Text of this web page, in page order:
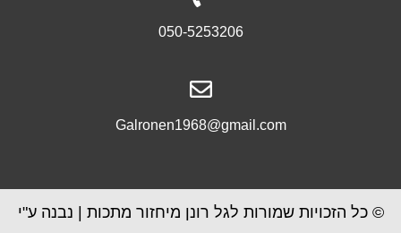
050-5253206
Galronen1968@gmail.com
© כל הזכויות שמורות לגל רונן מיחזור מתכות | נבנה ע"י